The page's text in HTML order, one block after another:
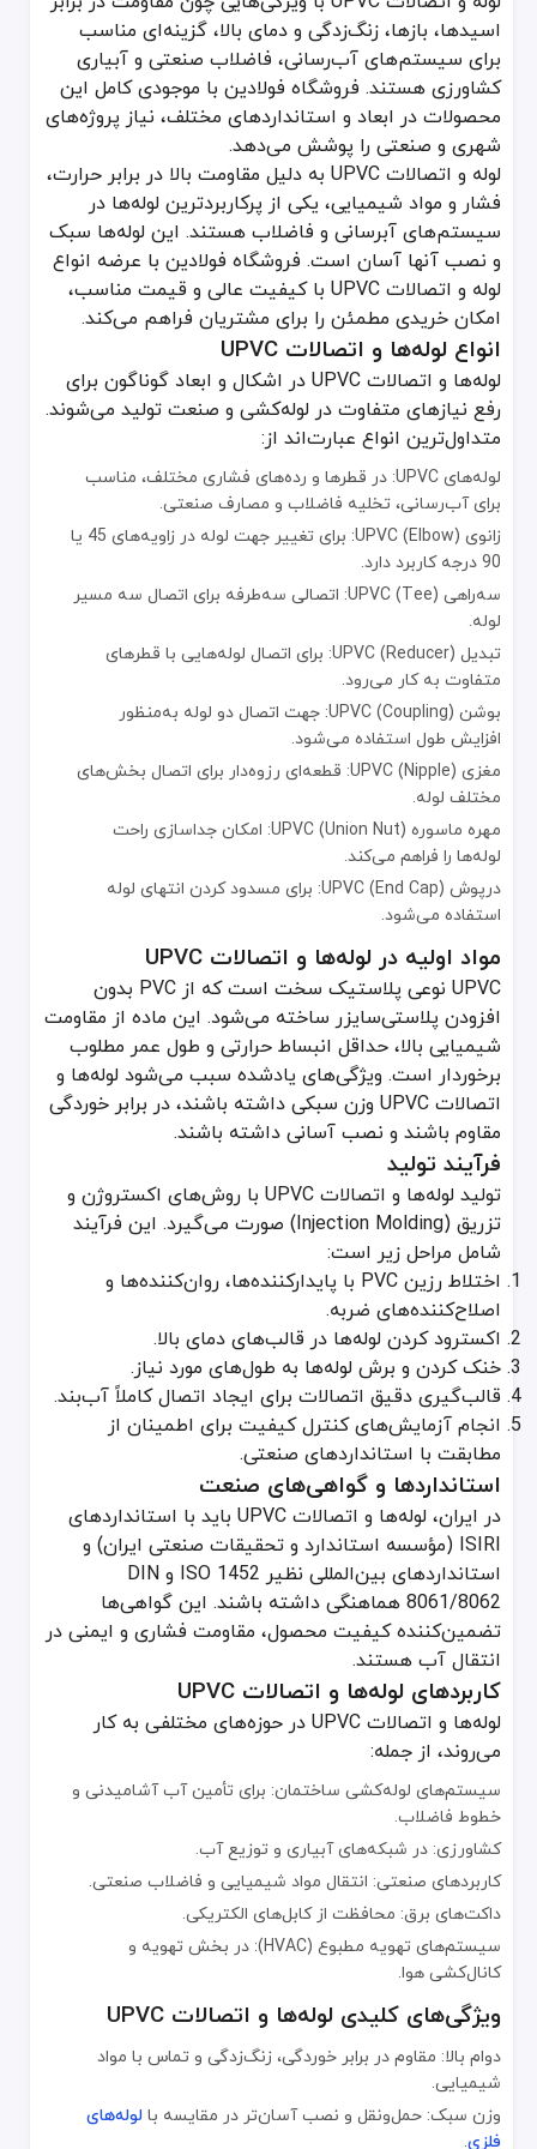
بوشن UPVC (Coupling): جهت اتصال دو لوله به‌منظور افزایش طول استفاده می‌شود.
مغزی UPVC (Nipple): قطعه‌ای رزوه‌دار برای اتصال بخش‌های مختلف لوله.
مهره ماسوره UPVC (Union Nut): امکان جداسازی راحت لوله‌ها را فراهم می‌کند.
درپوش UPVC (End Cap): برای مسدود کردن انتهای لوله استفاده می‌شود.
مواد اولیه در لوله‌ها و اتصالات UPVC
UPVC نوعی پلاستیک سخت است که از PVC بدون افزودن پلاستی‌سایزر ساخته می‌شود. این ماده از مقاومت شیمیایی بالا، حداقل انبساط حرارتی و طول عمر مطلوب برخوردار است. ویژگی‌های یادشده سبب می‌شود لوله‌ها و اتصالات UPVC وزن سبکی داشته باشند، در برابر خوردگی مقاوم باشند و نصب آسانی داشته باشند.
فرآیند تولید
تولید لوله‌ها و اتصالات UPVC با روش‌های اکستروژن و تزریق (Injection Molding) صورت می‌گیرد. این فرآیند شامل مراحل زیر است:
اختلاط رزین PVC با پایدارکننده‌ها، روان‌کننده‌ها و اصلاح‌کننده‌های ضربه.
اکسترود کردن لوله‌ها در قالب‌های دمای بالا.
خنک کردن و برش لوله‌ها به طول‌های مورد نیاز.
قالب‌گیری دقیق اتصالات برای ایجاد اتصال کاملاً آب‌بند.
انجام آزمایش‌های کنترل کیفیت برای اطمینان از مطابقت با
استانداردها و گواهی‌های صنعت
در ایران، لوله‌ها و اتصالات UPVC باید با استانداردهای ISIRI (مؤسسه استاندارد و تحقیقات صنعتی ایران) و استانداردهای بین‌المللی نظیر ISO 1452 و DIN 8061/8062 هماهنگی داشته باشند. این گواهی‌ها تضمین‌کننده کیفیت محصول، مقاومت فشاری و ایمنی در انتقال آب هستند.
کاربردهای لوله‌ها و اتصالات UPVC
لوله‌ها و اتصالات UPVC در حوزه‌های مختلفی به کار می‌روند، از جمله:
سیستم‌های لوله‌کشی ساختمان: برای تأمین آب آشامیدنی و خطوط
کشاورزی: در شبکه‌های آبیاری و توزیع آب.
کاربردهای صنعتی: انتقال مواد شیمیایی و فاضلاب صنعتی.
داکت‌های برق: محافظت از کابل‌های الکتریکی.
سیستم‌های تهویه مطبوع (HVAC): در بخش تهویه و کانال‌کشی هوا.
ویژگی‌های کلیدی لوله‌ها و اتصالات UPVC
دوام بالا: مقاوم در برابر خوردگی، زنگ‌زدگی و تماس با مواد شیمیایی.
وزن سبک: حمل‌ونقل و نصب آسان‌تر در مقایسه بالوله‌های فلزی
اتصالات آب‌بند: کاهش نشتی به‌دلیل طراحی دقیق و استفاده از چسب
نگهداری کم: نیاز به تعویض مکرر ندارند.
هزینه مقرون‌به‌صرفه: نسبت به لوله‌های فلزی ارزان‌تر هستند.
دوستدار محیط زیست: قابل بازیافت بوده و عاری از مواد شیمیایی
مزایا و معایب استفاده از لوله‌ها و اتصالات UPVC
مزایا:
طول عمر بالا (بیش از 50 سال)
مقاومت در برابر خوردگی شیمیایی
سطح داخلی صاف که مانع اصطکاک و گرفتگی می‌شود
نصب آسان با استفاده از چسب حلالی
معایب:
مناسب نبودن برای دماهای بسیار بالا
لزوم نصب صحیح برای پیشگیری از شکنندگی در طول زمان
نصب و نگهداری
برای نصب، ابتدا لوله‌ها به طول مورد نیاز بریده شده و لبه‌ها
بررسی دوره‌ای نشتی
اطمینان از آب‌بندی مناسب محل اتصال
تمیز نگه‌داشتن لوله‌ها و دوری از انسداد توسط رسوبات یا زباله‌ها
مقایسه با محصولات جایگزین
ویژگی لوله‌های UPVC
دوام
بالا متوسط
مقاومت در برابر خوردگیعالی خوب
ضعیف
نصب
آسان متوسط
دشوار
هزینه
مقرون‌به‌صرفه متوسط
نوآوری‌ها در لوله‌ها و اتصالات UPVC
پیشرفت‌های جدید شامل:
لوله‌های UPVC مقاوم در برابر اشعه UV برای کاربردهای بیرونی
سیستم‌های فاضلاب کم‌صدا
لوله‌های بدون سرب (Lead-Free) برای ایمنی بیشتر آب آشامیدنی
محصولات مکمل
چسب حلالی: برای اتصال مستحکم لوله‌ها و اتصالات
بست‌ها و پایه‌های لوله: برای نصب و مهار ایمن لوله‌ها
واشرهای لاستیکی: افزایش آب‌بندی در برخی اتصالات
نحوه انتخاب لوله‌ها و اتصالات مناسب UPVC
هنگام انتخاب محصولات UPVC باید عوامل زیر را در نظر گرفت:
قطر لوله و فشار کاری مورد نیاز
نوع کاربرد (آب‌رسانی، فاضلاب یا صنعتی)
استانداردها و گواهی‌های کیفی
اعتبار تأمین‌کننده و شرایط گارانتی
چالش‌های رایج و راهکارها
اسیدها، بازها، زنگ‌زدگی و دمای بالا، گزینه‌ای مناسب
برای سیستم‌های آب‌رسانی، فاضلاب صنعتی و آبیاری
کشاورزی هستند. فروشگاه فولادین با موجودی کامل این
محصولات در ابعاد و استانداردهای مختلف، نیاز پروژه‌های
شهری و صنعتی را پوشش می‌دهد.
لوله و اتصالات UPVC به دلیل مقاومت بالا در برابر حرارت،
فشار و مواد شیمیایی، یکی از پرکاربردترین لوله‌ها در
سیستم‌های آبرسانی و فاضلاب هستند. این لوله‌ها سبک
و نصب آنها آسان است. فروشگاه فولادین با عرضه انواع
لوله و اتصالات UPVC با کیفیت عالی و قیمت مناسب،
امکان خریدی مطمئن را برای مشتریان فراهم می‌کند.
انواع لوله‌ها و اتصالات UPVC
لوله‌ها و اتصالات UPVC در اشکال و ابعاد گوناگون برای
رفع نیازهای متفاوت در لوله‌کشی و صنعت تولید می‌شوند.
متداول‌ترین انواع عبارت‌اند از:
لوله‌های UPVC: در قطرها و رده‌های فشاری مختلف، مناسب
برای آب‌رسانی، تخلیه فاضلاب و مصارف صنعتی.
زانوی UPVC (Elbow): برای تغییر جهت لوله در زاویه‌های 45 یا
90 درجه کاربرد دارد.
سه‌راهی UPVC (Tee): اتصالی سه‌طرفه برای اتصال سه مسیر
لوله.
تبدیل UPVC (Reducer): برای اتصال لوله‌هایی با قطرهای
متفاوت به کار می‌رود.
بوشن UPVC (Coupling): جهت اتصال دو لوله به‌منظور
افزایش طول استفاده می‌شود.
مغزی UPVC (Nipple): قطعه‌ای رزوه‌دار برای اتصال بخش‌های
مختلف لوله.
مهره ماسوره UPVC (Union Nut): امکان جداسازی راحت
لوله‌ها را فراهم می‌کند.
درپوش UPVC (End Cap): برای مسدود کردن انتهای لوله
استفاده می‌شود.
مواد اولیه در لوله‌ها و اتصالات UPVC
UPVC نوعی پلاستیک سخت است که از PVC بدون
افزودن پلاستی‌سایزر ساخته می‌شود. این ماده از مقاومت
شیمیایی بالا، حداقل انبساط حرارتی و طول عمر مطلوب
برخوردار است. ویژگی‌های یادشده سبب می‌شود لوله‌ها و
اتصالات UPVC وزن سبکی داشته باشند، در برابر خوردگی
مقاوم باشند و نصب آسانی داشته باشند.
فرآیند تولید
تولید لوله‌ها و اتصالات UPVC با روش‌های اکستروژن و
تزریق (Injection Molding) صورت می‌گیرد. این فرآیند
شامل مراحل زیر است:
اختلاط رزین PVC با پایدارکننده‌ها، روان‌کننده‌ها و
اصلاح‌کننده‌های ضربه.
اکسترود کردن لوله‌ها در قالب‌های دمای بالا.
خنک کردن و برش لوله‌ها به طول‌های مورد نیاز.
قالب‌گیری دقیق اتصالات برای ایجاد اتصال کاملاً آب‌بند.
انجام آزمایش‌های کنترل کیفیت برای اطمینان از
مطابقت با استانداردهای صنعتی.
استانداردها و گواهی‌های صنعت
در ایران، لوله‌ها و اتصالات UPVC باید با استانداردهای
ISIRI (مؤسسه استاندارد و تحقیقات صنعتی ایران) و
استانداردهای بین‌المللی نظیر ISO 1452 و DIN
8061/8062 هماهنگی داشته باشند. این گواهی‌ها
تضمین‌کننده کیفیت محصول، مقاومت فشاری و ایمنی در
انتقال آب هستند.
کاربردهای لوله‌ها و اتصالات UPVC
لوله‌ها و اتصالات UPVC در حوزه‌های مختلفی به کار
می‌روند، از جمله:
سیستم‌های لوله‌کشی ساختمان: برای تأمین آب آشامیدنی و
خطوط فاضلاب.
کشاورزی: در شبکه‌های آبیاری و توزیع آب.
کاربردهای صنعتی: انتقال مواد شیمیایی و فاضلاب صنعتی.
داکت‌های برق: محافظت از کابل‌های الکتریکی.
سیستم‌های تهویه مطبوع (HVAC): در بخش تهویه و
کانال‌کشی هوا.
ویژگی‌های کلیدی لوله‌ها و اتصالات UPVC
دوام بالا: مقاوم در برابر خوردگی، زنگ‌زدگی و تماس با مواد
شیمیایی.
وزن سبک: حمل‌ونقل و نصب آسان‌تر در مقایسه با لوله‌های
فلزی.